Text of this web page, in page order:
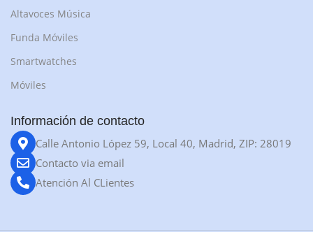
Altavoces Música
Funda Móviles
Smartwatches
Móviles
Información de contacto
Calle Antonio López 59, Local 40, Madrid, ZIP: 28019
Contacto via email
Atención Al CLientes